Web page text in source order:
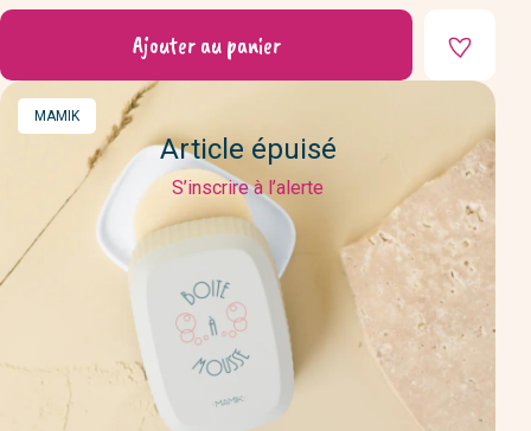
Ajouter au panier
MARQUE
MAMIK
Article épuisé
S’inscrire à l’alerte